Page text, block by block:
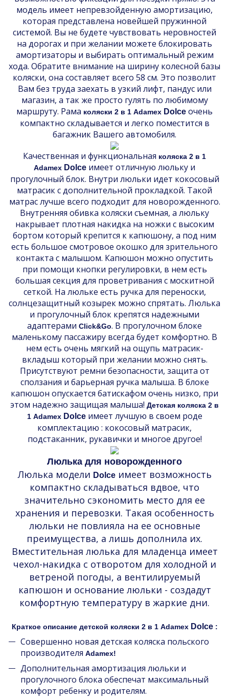
модель имеет непревзойденную амортизацию,
которая представлена новейшей пружинной
системой. Вы не будете чувствовать неровностей
на дорогах и при желании можете блокировать
амортизаторы и выбирать оптимальный режим
хода. Обратите внимание на ширину колесной базы
коляски, она составляет всего 58 см. Это позволит
Вам без труда заехать в узкий лифт, пандус или
магазин, а так же просто гулять по любимому
маршруту. Рама коляски 2 в 1 Adamex Dolce очень
компактно складывается и легко поместится в
багажник Вашего автомобиля.
Качественная и функциональная коляска 2 в 1
Adamex Dolce имеет отличную люльку и
прогулочный блок. Внутри люльки идет кокосовый
матрасик с дополнительной прокладкой. Такой
матрас лучше всего подходит для новорожденного.
Внутренняя обивка коляски съемная, а люльку
накрывает плотная накидка на ножки с высоким
бортом который крепится к капюшону, а под ним
есть большое смотровое окошко для зрительного
контакта с малышом. Капюшон можно опустить
при помощи кнопки регулировки, в нем есть
большая секция для проветривания с москитной
сеткой. На люльке есть ручка для переноски,
солнцезащитный козырек можно спрятать. Люлька
и прогулочный блок крепятся надежными
адаптерами Click&Go. В прогулочном блоке
маленькому пассажиру всегда будет комфортно. В
нем есть очень мягкий на ощупь матрасик-
вкладыш который при желании можно снять.
Присутствуют ремни безопасности, защита от
сползания и барьерная ручка малыша. В блоке
капюшон опускается батискафом очень низко, при
этом надежно защищая малыша! Детская коляска 2 в
1 Adamex Dolce имеет лучшую в своем роде
комплектацию : кокосовый матрасик,
подстаканник, рукавички и многое другое!
Люлька для новорожденного
Люлька модели Dolceимеет возможность
компактно складываться вдвое, что
значительно сэкономить место для ее
хранения и перевозки. Такая особенность
люльки не повлияла на ее основные
преимущества, а лишь дополнила их.
Вместительная люлька для младенца имеет
чехол-накидка с отворотом для холодной и
ветреной погоды, а вентилируемый
капюшон и основание люльки - создадут
комфортную температуру в жаркие дни.
Краткое описание детской коляски 2 в 1 Adamex Dolce :
Совершенно новая детская коляска польского
производителя Adamex!
Дополнительная амортизация люльки и
прогулочного блока обеспечат максимальный
комфорт ребенку и родителям.